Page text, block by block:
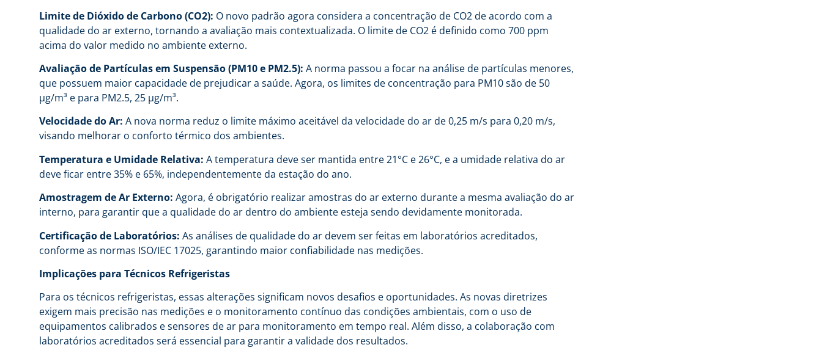
Limite de Dióxido de Carbono (CO2): O novo padrão agora considera a concentração de CO2 de acordo com a
qualidade do ar externo, tornando a avaliação mais contextualizada. O limite de CO2 é definido como 700 ppm
acima do valor medido no ambiente externo.
Avaliação de Partículas em Suspensão (PM10 e PM2.5): A norma passou a focar na análise de partículas menores,
que possuem maior capacidade de prejudicar a saúde. Agora, os limites de concentração para PM10 são de 50
μg/m³ e para PM2.5, 25 μg/m³.
Velocidade do Ar: A nova norma reduz o limite máximo aceitável da velocidade do ar de 0,25 m/s para 0,20 m/s,
visando melhorar o conforto térmico dos ambientes.
Temperatura e Umidade Relativa: A temperatura deve ser mantida entre 21°C e 26°C, e a umidade relativa do ar
deve ficar entre 35% e 65%, independentemente da estação do ano.
Amostragem de Ar Externo: Agora, é obrigatório realizar amostras do ar externo durante a mesma avaliação do ar
interno, para garantir que a qualidade do ar dentro do ambiente esteja sendo devidamente monitorada.
Certificação de Laboratórios: As análises de qualidade do ar devem ser feitas em laboratórios acreditados,
conforme as normas ISO/IEC 17025, garantindo maior confiabilidade nas medições.
Implicações para Técnicos Refrigeristas
Para os técnicos refrigeristas, essas alterações significam novos desafios e oportunidades. As novas diretrizes
exigem mais precisão nas medições e o monitoramento contínuo das condições ambientais, com o uso de
equipamentos calibrados e sensores de ar para monitoramento em tempo real. Além disso, a colaboração com
laboratórios acreditados será essencial para garantir a validade dos resultados.